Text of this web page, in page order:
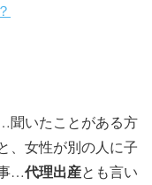
聞いたことがある方
、女性が別の人に子
…代理出産とも言い